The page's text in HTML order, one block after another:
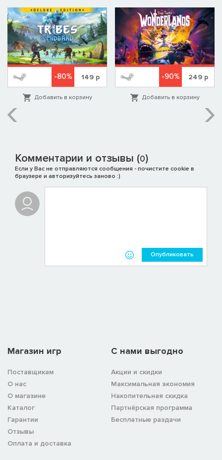
-80% 149 р
Добавить в корзину
-90% 249р
Добавить в корзину
Комментарии и отзывы (0)
Если у Вас не отправляются сообщения - почистите cookie в
браузере и авторизуйтесь заново :)
Опубликовать
Магазин игр
Поставщикам
О нас
О магазине
Каталог
Гарантии
Отзывы
Оплата и доставка
C нами выгодно
Акции и скидки
Максимальная экономия
Накопительная скидка
Партнёрская программа
Бесплатные раздачи